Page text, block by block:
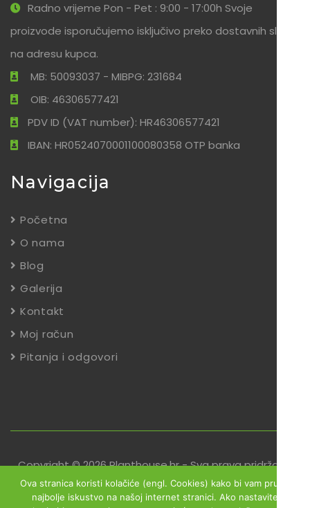
Radno vrijeme Pon - Pet : 9:00 - 17:00h Svoje
proizvode isporučujemo isključivo preko dostavnih službi
na adresu kupca.
MB: 50093037 - MIBPG: 231684
OIB: 46306577421
PDV ID (VAT number): HR46306577421
IBAN: HR0524070001100080358 OTP banka
Navigacija
Početna
O nama
Blog
Galerija
Kontakt
Moj račun
Pitanja i odgovori
Copyright © 2026 Planthouse.hr - Sva prava pridržana
Uvjeti poslovanja Reklamacije
Zaštita podataka
Ova stranica koristi kolačiće (engl. Cookies) kako bi vam pružili
najbolje iskustvo na našoj internet stranici. Ako nastavite